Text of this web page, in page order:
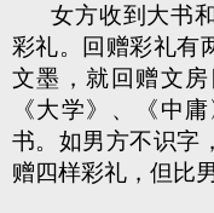
女方收到大书
彩礼。回赠彩礼有
文墨，就回赠文
《大学》、《中
书。如男方不识字
赠四样彩礼，但比